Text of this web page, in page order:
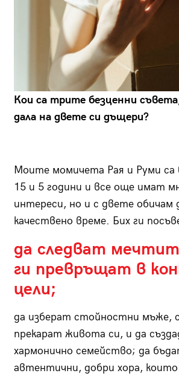
Кои са трите безценни
дала на двете си дъщери?
Моите момичета Рая и Руми са
15 и 5 години и все още имат
интереси, но и с двете обичам
качествено време. Бих ги
да следват
ги превръщат в
цели;
да изберат стойностни мъже,
прекарат живота си, и да
хармонично семейство; да
автентични, добри хора,